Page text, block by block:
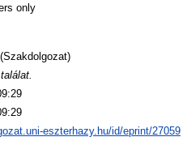
only
eszterhazy.hu/id/eprint/27059